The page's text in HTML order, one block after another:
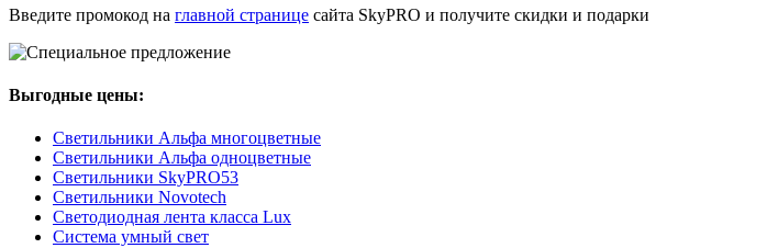
Введите промокод на главной странице сайта SkyPRO и получите скидки и подарки
Выгодные цены:
Светильники Альфа многоцветные
Светильники Альфа одноцветные
Светильники SkyPRO53
Светильники Novotech
Светодиодная лента класса Lux
Система умный свет